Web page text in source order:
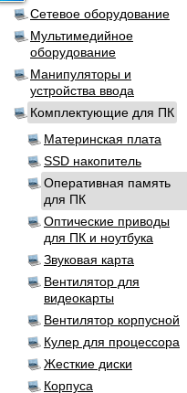
Сетевое оборудование
Мультимедийное
оборудование
Манипуляторы и
устройства ввода
Комплектующие для ПК
Материнская плата
SSD накопитель
Оперативная память
для ПК
Оптические приводы
для ПК и ноутбука
Звуковая карта
Вентилятор для
видеокарты
Вентилятор корпусной
Кулер для процессора
Жесткие диски
Корпуса